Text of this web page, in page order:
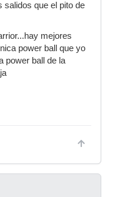
salidos que el pito de
mejores
power ball que yo
power ball de la